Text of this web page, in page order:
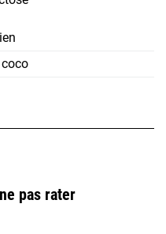
pas rater